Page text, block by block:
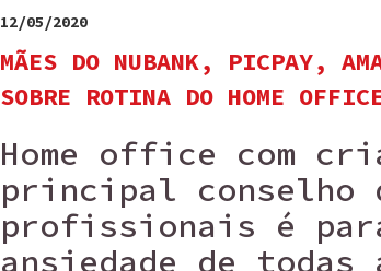
12/05/2020
MÃES DO NUBANK, PICPAY,
SOBRE ROTINA DO HOME
Home office com
principal conselho
profissionais é
ansiedade de todas